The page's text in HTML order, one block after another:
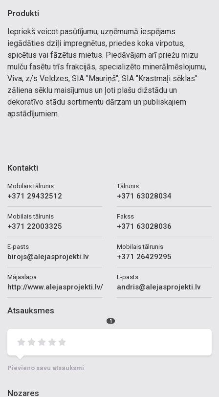
Produkti
Iepriekš veicot pasūtījumu, uzņēmumā iespējams
iegādāties dziļi impregnētus, priedes koka virpotus,
spicētus vai fāzētus mietus. Piedāvājam arī priežu mizu
mulču fasētu trīs frakcijās, specializēto minerālmēslojumu,
Viva, z/s Veldzes, SIA "Mauriņš", SIA "Krastmaļi sēklas"
zāliena sēklu maisījumus un ļoti plašu dižstādu un
dekoratīvo stādu sortimentu dārzam un publiskajiem
apstādījumiem.
Kontakti
Mobilais tālrunis
+371 29432512
Mobilais tālrunis
+371 22003325
E-pasts
birojs@alejasprojekti.lv
Mājaslapa
http://www.alejasprojekti.lv/
Tālrunis
+371 63028034
Fakss
+371 63028036
Mobilais tālrunis
+371 26429295
E-pasts
andris@alejasprojekti.lv
Atsauksmes
1
Pievieno savu atsauksmi
Nozares